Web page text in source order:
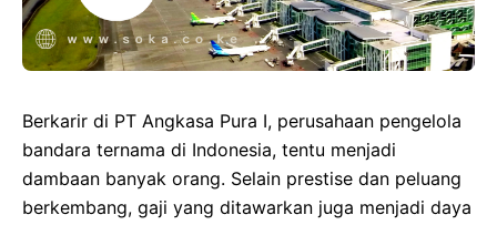
Berkarir di PT Angkasa Pura I, perusahaan pengelola
bandara ternama di Indonesia, tentu menjadi
dambaan banyak orang. Selain prestise dan peluang
berkembang, gaji yang ditawarkan juga menjadi daya